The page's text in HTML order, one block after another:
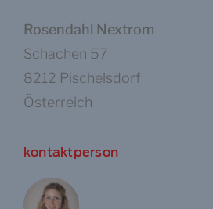
Rosendahl Nextrom
Schachen 57
8212 Pischelsdorf
Österreich
kontaktperson